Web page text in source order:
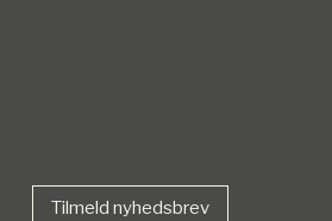
Tilmeld nyhedsbrev